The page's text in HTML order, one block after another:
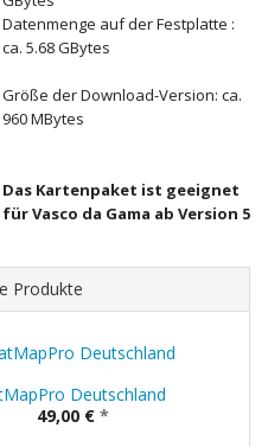
Datenmenge auf der Festplatte :
ca. 5.68 GBytes
Größe der Download-Version: ca.
960 MBytes
Das Kartenpaket ist geeignet
für Vasco da Gama ab Version 5
Produkte
Deutschland
49,00 € *